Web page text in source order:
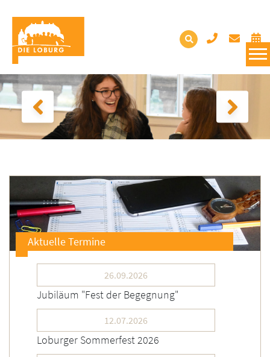
Aktuelle Termine
26.09.2026
Jubiläum "Fest der Begegnung"
12.07.2026
Loburger Sommerfest 2026